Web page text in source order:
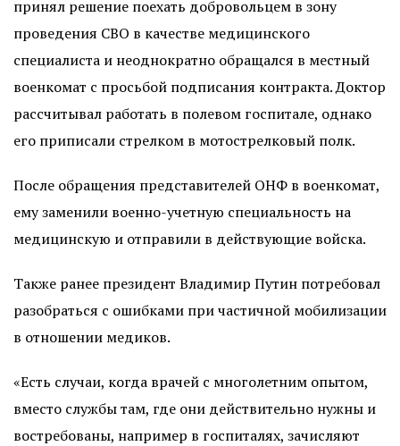
принял решение поехать добровольцем в зону
проведения СВО в качестве медицинского
специалиста и неоднократно обращался в местный
военкомат с просьбой подписания контракта. Доктор
рассчитывал работать в полевом госпитале, однако
его приписали стрелком в мотострелковый полк.
После обращения представителей ОНФ в военкомат,
ему заменили военно-учетную специальность на
медицинскую и отправили в действующие войска.
Также ранее президент Владимир Путин потребовал
разобраться с ошибками при частичной мобилизации
в отношении медиков.
«Есть случаи, когда врачей с многолетним опытом,
вместо службы там, где они действительно нужны и
востребованы, например в госпиталях, зачисляют